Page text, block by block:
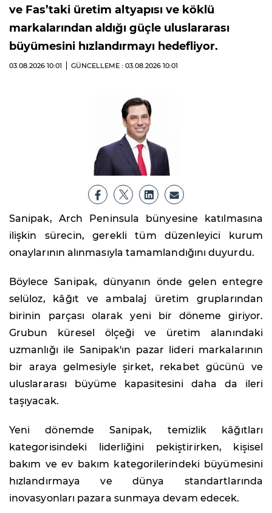
ve Fas’taki üretim altyapısı ve köklü
markalarından aldığı güçle uluslararası
büyümesini hızlandırmayı hedefliyor.
03.08.2026 10:01 GÜNCELLEME : 03.08.2026 10:01
Sanipak, Arch Peninsula bünyesine katılmasına
ilişkin sürecin, gerekli tüm düzenleyici kurum
onaylarının alınmasıyla tamamlandığını duyurdu.
Böylece Sanipak, dünyanın önde gelen entegre
selüloz, kâğıt ve ambalaj üretim gruplarından
birinin parçası olarak yeni bir döneme giriyor.
Grubun küresel ölçeği ve üretim alanındaki
uzmanlığı ile Sanipak'ın pazar lideri markalarının
bir araya gelmesiyle şirket, rekabet gücünü ve
uluslararası büyüme kapasitesini daha da ileri
taşıyacak.
Yeni dönemde Sanipak, temizlik kâğıtları
kategorisindeki liderliğini pekiştirirken, kişisel
bakım ve ev bakım kategorilerindeki büyümesini
hızlandırmaya ve dünya standartlarında
inovasyonları pazara sunmaya devam edecek.